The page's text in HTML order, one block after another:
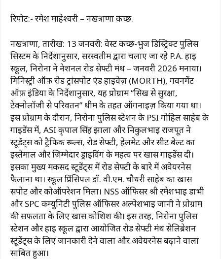
रिपोर्ट:- रमेश माहेश्वरी – नखत्राणा कच्छ.
नखत्राणा, तारीख: 13 जनवरी: वेस्ट कच्छ-भुज डिस्ट्रिक्ट पुलिस
सिस्टम के निर्देशानुसार, सरस्वतीम द्वारा चलाए जा रहे P.A. हाई
स्कूल, निरोना ने नेशनल रोड सेफ्टी मंथ – जनवरी 2026 मनाया।
मिनिस्ट्री ऑफ़ रोड ट्रांसपोर्ट एंड हाईवेज़ (MORTH), गवर्नमेंट
ऑफ़ इंडिया के निर्देशानुसार, यह प्रोग्राम “सिख से सुरक्षा,
टेक्नोलॉजी से परिवर्तन” थीम के तहत ऑर्गनाइज़ किया गया था।
इस प्रोग्राम के दौरान, निरोना पुलिस स्टेशन के PSI गोहिल साहेब के
गाइडेंस में, ASI कृपाल सिंह झाला और निकुलभाई राजपूत ने
स्टूडेंट्स को ट्रैफिक रूल्स, रोड सेफ्टी, हेलमेट और सीट बेल्ट का
इस्तेमाल और ज़िम्मेदार ड्राइविंग के महत्व पर खास गाइडेंस दी।
इसका मुख्य मकसद स्टूडेंट्स में रोड सेफ्टी के बारे में अवेयरनेस
फैलाना था। स्कूल प्रिंसिपल डॉ. वी.एम. चौधरी साहेब का खास
सपोर्ट और कोऑपरेशन मिला। NSS ऑफिसर श्री रमेशभाई डाभी
और SPC कम्युनिटी पुलिस ऑफिसर अल्पेशभाई जानी ने प्रोग्राम
की सफलता के लिए खास कोशिश की। इस तरह, निरोना पुलिस
स्टेशन और हाई स्कूल द्वारा आयोजित रोड सेफ्टी मंथ सेलिब्रेशन
स्टूडेंट्स के लिए जानकारी देने वाला और अवेयरनेस बढ़ाने वाला
साबित हुआ।